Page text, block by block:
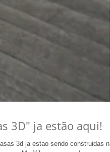
3D" ja estão aqui!